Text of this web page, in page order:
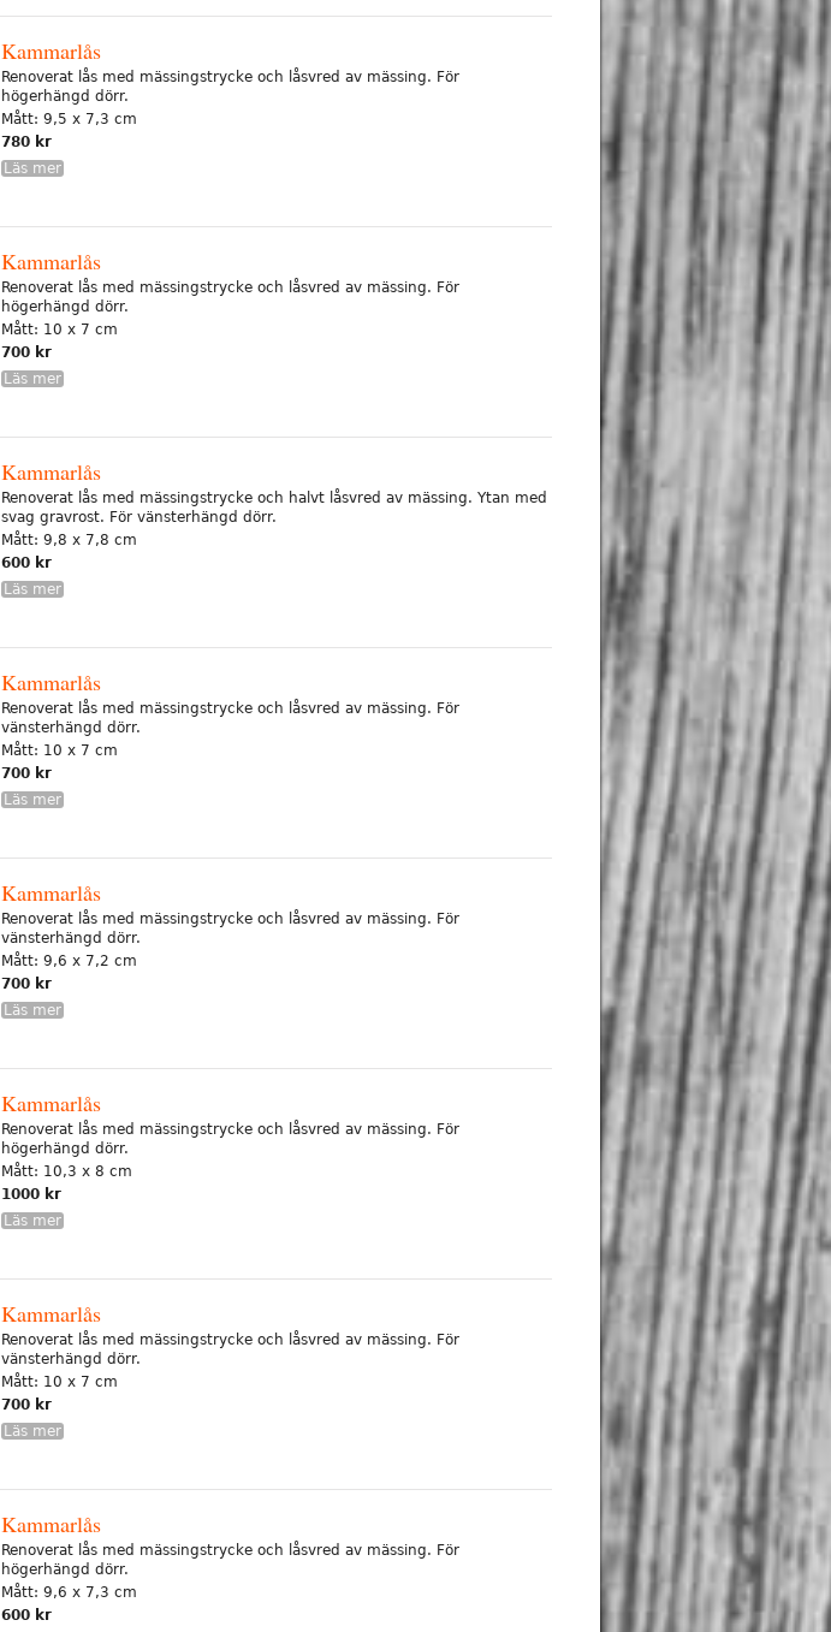
Kammarlås
Renoverat lås med mässingstrycke och låsvred av mässing. För
högerhängd dörr.
Mått: 9,5 x 7,3 cm
780 kr
Läs mer
Kammarlås
Renoverat lås med mässingstrycke och låsvred av mässing. För
högerhängd dörr.
Mått: 10 x 7 cm
700 kr
Läs mer
Kammarlås
Renoverat lås med mässingstrycke och halvt låsvred av mässing. Ytan med
svag gravrost. För vänsterhängd dörr.
Mått: 9,8 x 7,8 cm
600 kr
Läs mer
Kammarlås
Renoverat lås med mässingstrycke och låsvred av mässing. För
vänsterhängd dörr.
Mått: 10 x 7 cm
700 kr
Läs mer
Kammarlås
Renoverat lås med mässingstrycke och låsvred av mässing. För
vänsterhängd dörr.
Mått: 9,6 x 7,2 cm
700 kr
Läs mer
Kammarlås
Renoverat lås med mässingstrycke och låsvred av mässing. För
högerhängd dörr.
Mått: 10,3 x 8 cm
1000 kr
Läs mer
Kammarlås
Renoverat lås med mässingstrycke och låsvred av mässing. För
vänsterhängd dörr.
Mått: 10 x 7 cm
700 kr
Läs mer
Kammarlås
Renoverat lås med mässingstrycke och låsvred av mässing. För
högerhängd dörr.
Mått: 9,6 x 7,3 cm
600 kr